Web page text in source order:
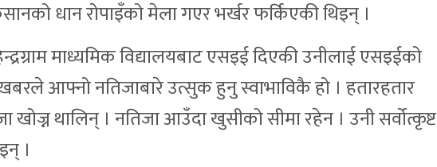
धान रोपाइँको मेला गएर भर्खर फर्किएकी थिइन् ।
माध्यमिक विद्यालयबाट एसइई दिएकी उनीलाई एसइईको
आफ्नो नतिजाबारे उत्सुक हुनु स्वाभाविकै हो । हतारहतार
थालिन् । नतिजा आउँदा खुसीको सीमा रहेन । उनी सर्वोत्कृष्ट
।